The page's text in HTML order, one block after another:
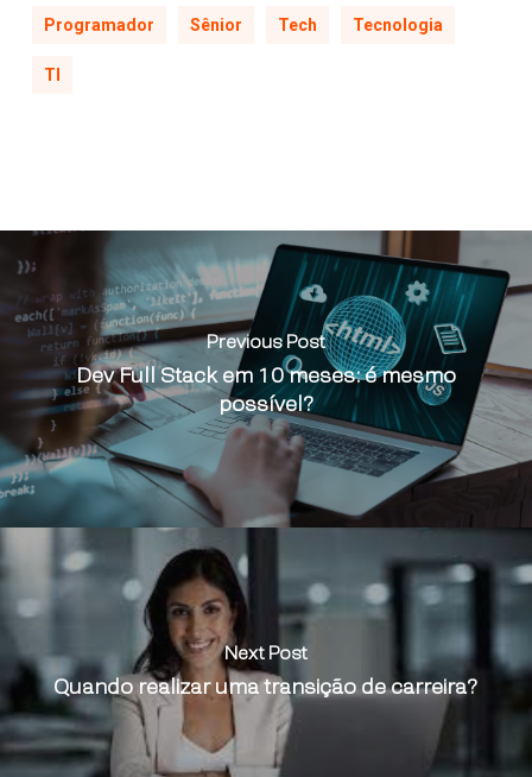
Programador Sênior Tech Tecnologia
TI
Previous Post
Dev Full Stack em 10 meses: é mesmo
possível?
Next Post
Quando realizar uma transição de carreira?